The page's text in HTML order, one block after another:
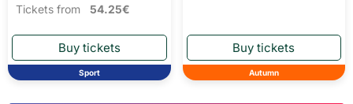
Tickets from 54.25€
Sport Autumn